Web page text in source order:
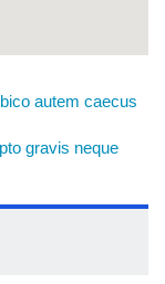
autem caecus
gravis neque